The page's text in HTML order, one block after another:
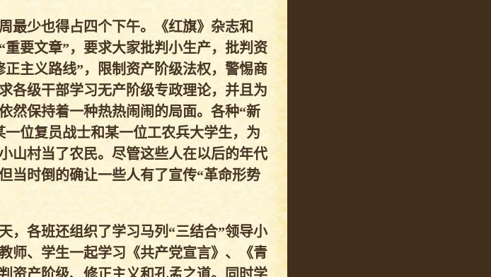
最少也得占四个下午。《红旗》杂志和
重要文章”，要求大家批判小生产，批判资
主义路线”，限制资产阶级法权，警惕商
各级干部学习无产阶级专政理论，并且为
保持着一种热热闹闹的局面。各种“新
位复员战士和某一位工农兵大学生，为
山村当了农民。尽管这些人在以后的年代
当时倒的确让一些人有了宣传“革命形势
，各班还组织了学习马列“三结合”领导小
师、学生一起学习《共产党宣言》、《青